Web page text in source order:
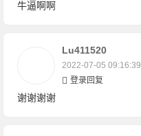
牛逼啊啊
Lu411520
2022-07-05 09:16:39
登录回复
谢谢谢谢